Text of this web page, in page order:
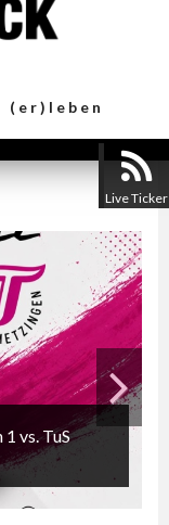
(er)leben
vs. TuS
Live Ticker